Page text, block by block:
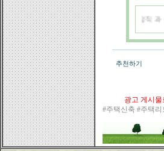
정직 과 신
추천하기
광고 게시
#주택신축 #주택